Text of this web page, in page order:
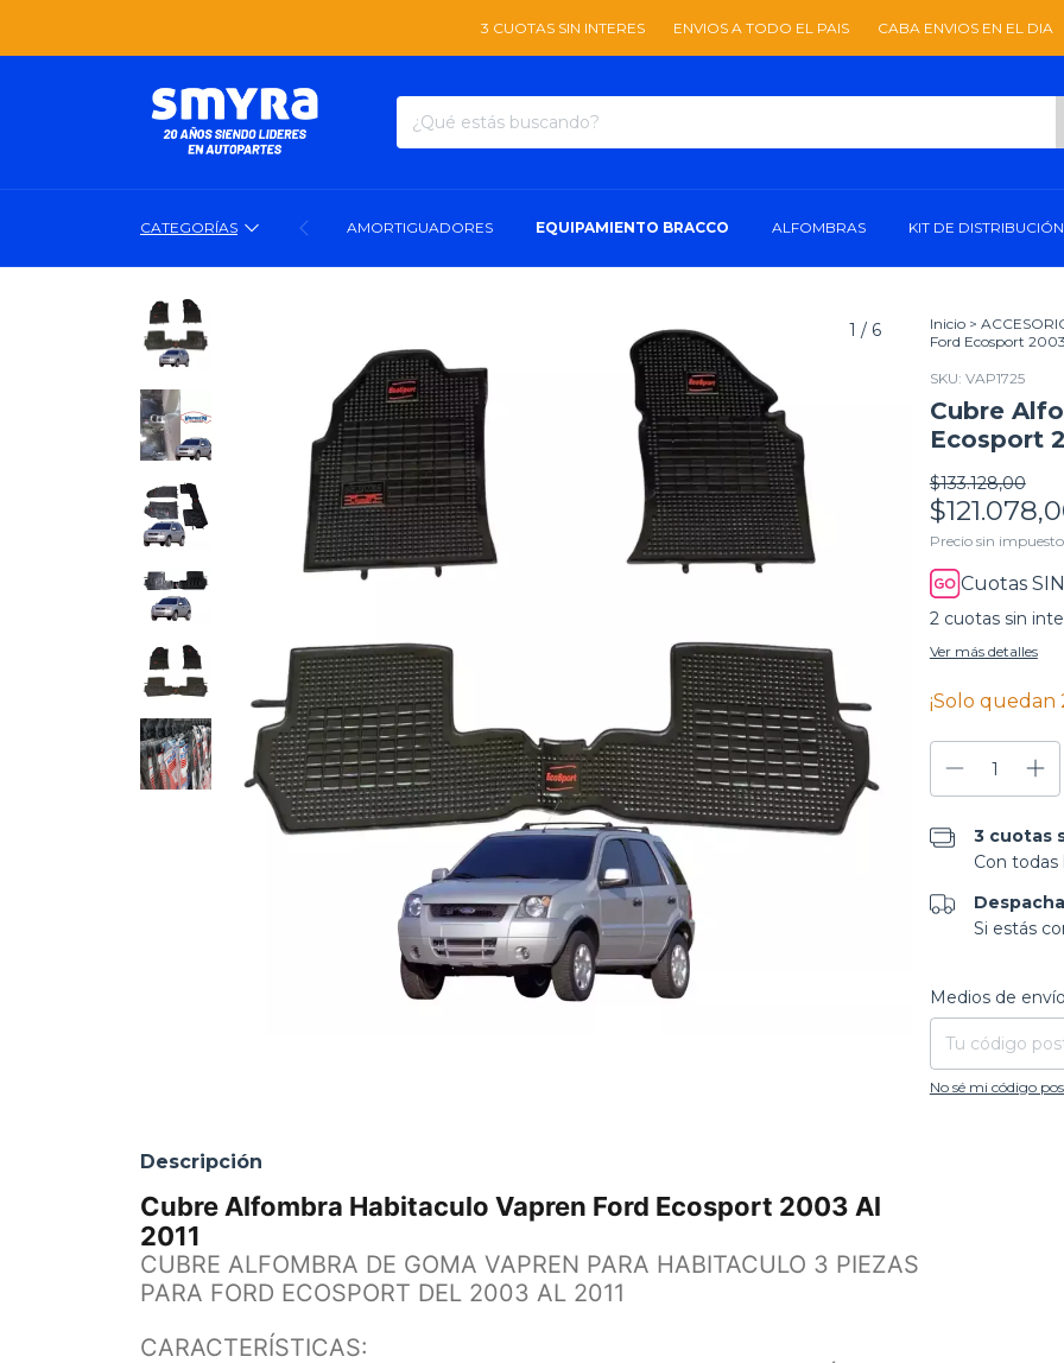
3 CUOTAS SIN INTERES ENVIOS A TODO EL PAIS CABA ENVIOS EN EL DIA 3
CATEGORÍAS AMORTIGUADORES EQUIPAMIENTO BRACCO ALFOMBRAS KIT DE DISTRIBUCIÓN
1 / 6 Inicio >
Ford Ecosport
SKU: VAP1725
Cubre
Ecosport
$133.128,00
Precio sin
Cuotas
2 cuotas sin
Ver más detalles
¡Solo quedan
3 cuotas
Con todas
Si estás
Entregas para el
Medios de
No sé mi código
Descripción
Cubre Alfombra Habitaculo Vapren Ford Ecosport 2003 Al
2011
CUBRE ALFOMBRA DE GOMA VAPREN PARA HABITACULO 3 PIEZAS
PARA FORD ECOSPORT DEL 2003 AL 2011
CARACTERÍSTICAS: